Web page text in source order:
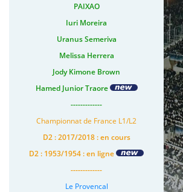
PAIXAO
Iuri Moreira
Uranus Semeriva
Melissa Herrera
Jody Kimone Brown
Hamed Junior Traore
-------------
Championnat de France L1/L2
D2 : 2017/2018 : en cours
D2 : 1953/1954 : en ligne
-------------
Le Provencal